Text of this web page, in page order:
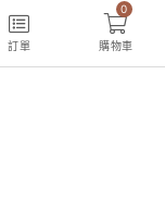
訂單
0
購物車